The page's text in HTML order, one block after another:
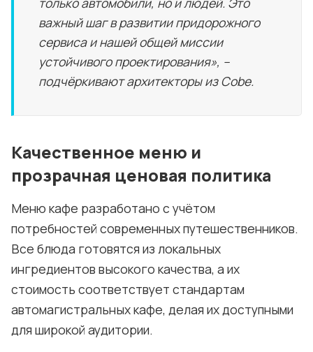
важный шаг в развитии придорожного
сервиса и нашей общей миссии
устойчивого проектирования», –
подчёркивают архитекторы из Cobe.
Качественное меню и
прозрачная ценовая политика
Меню кафе разработано с учётом
потребностей современных путешественников.
Все блюда готовятся из локальных
ингредиентов высокого качества, а их
стоимость соответствует стандартам
автомагистральных кафе, делая их доступными
для широкой аудитории.